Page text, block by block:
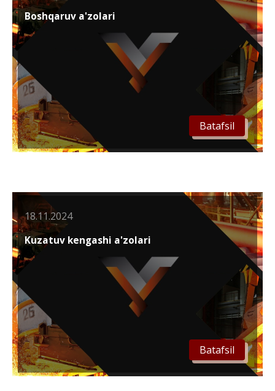
Batafsil
Boshqaruv a'zolari
Batafsil
18.11.2024
Kuzatuv kengashi a'zolari